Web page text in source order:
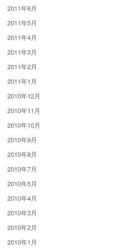
2011年6月
2011年5月
2011年4月
2011年3月
2011年2月
2011年1月
2010年12月
2010年11月
2010年10月
2010年9月
2010年8月
2010年7月
2010年5月
2010年4月
2010年3月
2010年2月
2010年1月